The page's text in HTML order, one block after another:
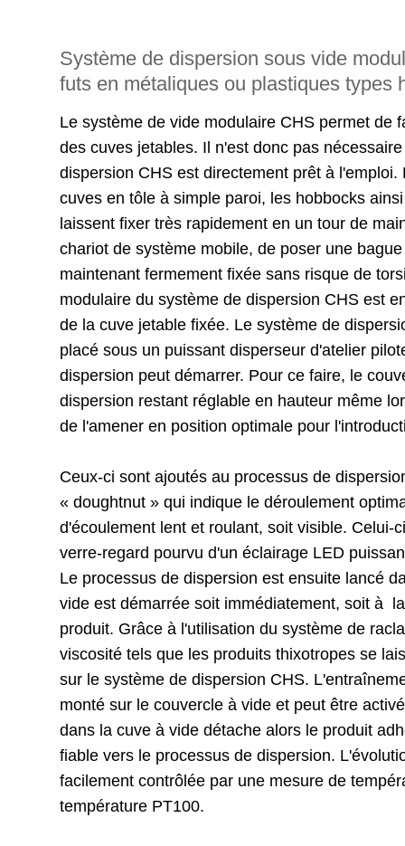
Système de dispersion sous vide
futs en métaliques ou plastiques types
Le système de vide modulaire CHS permet de
des cuves jetables. Il n'est donc pas
dispersion CHS est directement prêt à
cuves en tôle à simple paroi, les hobbocks
laissent fixer très rapidement en un tour de
chariot de système mobile, de poser une
maintenant fermement fixée sans risque de
modulaire du système de dispersion CHS est
de la cuve jetable fixée. Le système de
placé sous un puissant disperseur d'atelier
dispersion peut démarrer. Pour ce faire, le
dispersion restant réglable en hauteur même
de l'amener en position optimale pour
Ceux-ci sont ajoutés au processus de
« doughtnut » qui indique le déroulement
d'écoulement lent et roulant, soit visible. Celui-
verre-regard pourvu d'un éclairage LED
Le processus de dispersion est ensuite lancé
vide est démarrée soit immédiatement, soit à
produit. Grâce à l'utilisation du système de
viscosité tels que les produits thixotropes se
sur le système de dispersion CHS.
monté sur le couvercle à vide et peut être
dans la cuve à vide détache alors le produit
fiable vers le processus de dispersion.
facilement contrôlée par une mesure de
température PT100.